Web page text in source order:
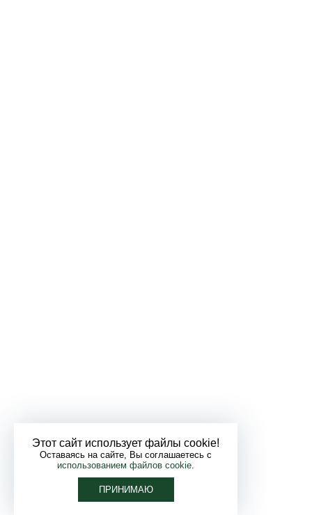
Этот сайт использует файлы cookie!
Оставаясь на сайте, Вы соглашаетесь с
использованием файлов cookie.
ПРИНИМАЮ